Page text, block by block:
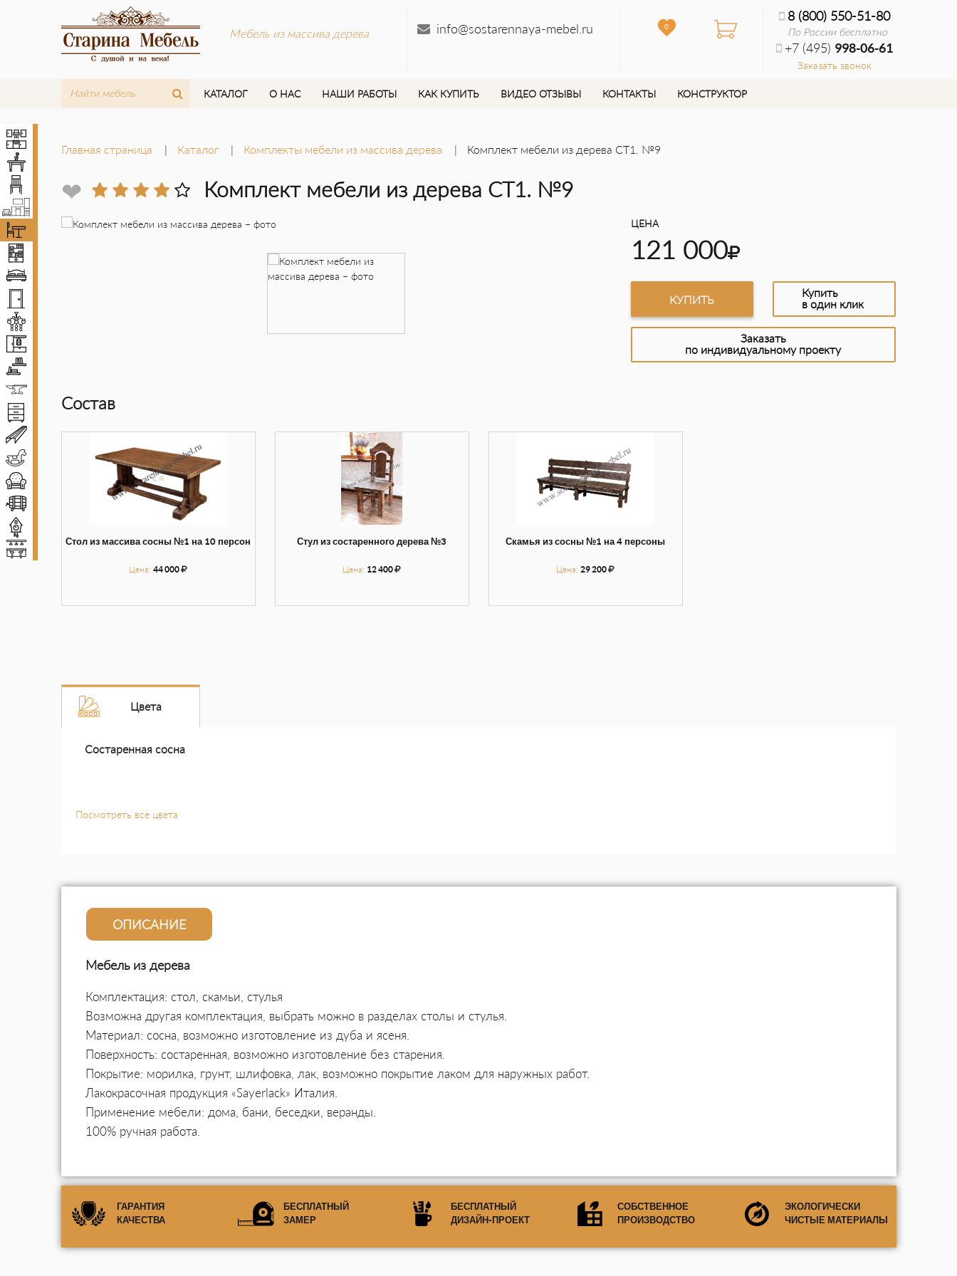
Мебель из массива дерева info@sostarennaya-mebel.ru 0
8 (800) 550-51-80
По России бесплатно
+7 (495) 998-06-61
Заказать звонок
КАТАЛОГ О НАС НАШИ РАБОТЫ КАК КУПИТЬ ВИДЕО ОТЗЫВЫ КОНТАКТЫ КОНСТРУКТОР
Стулья
Комплекты мебели
Комоды и тумбы
Декоративные балки
Детская мебель
Диваны и кресла
Винные погреба
Мебель для баров
Главная страница Каталог Комплекты мебели из массива дерева Комплект мебели из дерева СТ1. №9
❤ Комплект мебели из дерева СТ1. №9
ЦЕНА
121 000
КУПИТЬ
Купить
в один клик
Заказать
по индивидуальному проекту
Состав
Стол из массива сосны №1 на 10 персон
Цена: 44 000
Стул из состаренного дерева №3
Цена: 12 400
Скамья из сосны №1 на 4 персоны
Цена: 29 200
Цвета
Состаренная сосна
Посмотреть все цвета
ОПИСАНИЕ
Мебель из дерева
Комплектация: стол, скамьи, стулья
Возможна другая комплектация, выбрать можно в разделах столы и стулья.
Материал: сосна, возможно изготовление из дуба и ясеня.
Поверхность: состаренная, возможно изготовление без старения.
Покрытие: морилка, грунт, шлифовка, лак, возможно покрытие лаком для наружных работ.
Лакокрасочная продукция «Sayerlack» Италия.
Применение мебели: дома, бани, беседки, веранды.
100% ручная работа.
ГАРАНТИЯ
КАЧЕСТВА
БЕСПЛАТНЫЙ
ЗАМЕР
БЕСПЛАТНЫЙ
ДИЗАЙН-ПРОЕКТ
СОБСТВЕННОЕ
ПРОИЗВОДСТВО
ЭКОЛОГИЧЕСКИ
ЧИСТЫЕ МАТЕРИАЛЫ